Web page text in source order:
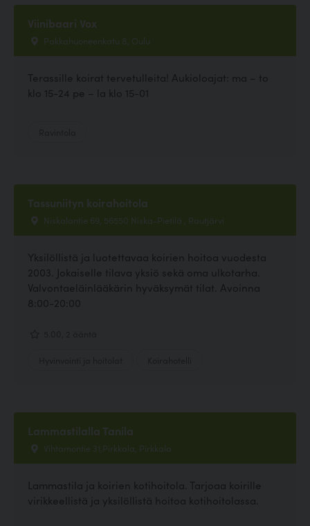
Viinibaari Vox
Pakkahuoneenkatu 8, Oulu
Terassille koirat tervetulleita! Aukioloajat: ma – to
klo 15-24 pe – la klo 15-01
Tassuniityn koirahoitola
Niskalantie 69, 56550 Niska-Pietilä , Rautjärvi
Yksilöllistä ja luotettavaa koirien hoitoa vuodesta
2003. Jokaiselle tilava yksiö sekä oma ulkotarha.
Valvontaeläinlääkärin hyväksymät tilat. Avoinna
8:00-20:00
Lammastilalla Tanila
Vihtamontie 31,Pirkkala, Pirkkala
Lammastila ja koirien kotihoitola. Tarjoaa koirille
virikkeellistä ja yksilöllistä hoitoa kotihoitolassa.